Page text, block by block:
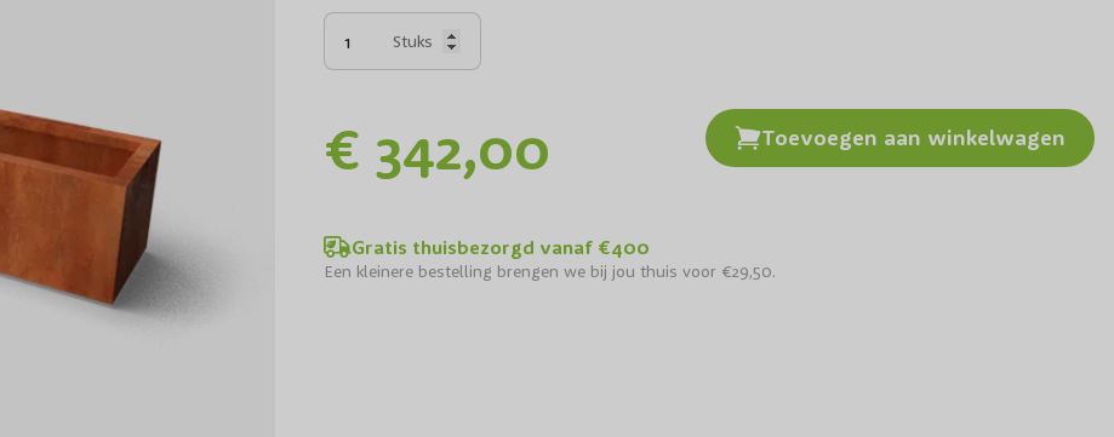
Stuks
€ 342,00 Toevoegen aan winkelwagen
Gratis thuisbezorgd vanaf €400
Een kleinere bestelling brengen we bij jou thuis voor €29,50.